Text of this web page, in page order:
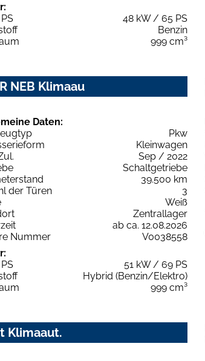
48 kW / 65 PS
Benzin
999 cm³
NEB Klimaau
Daten:
Pkw
Kleinwagen
Sep / 2022
Schaltgetriebe
39.500 km
der Türen
3
Weiß
Zentrallager
ab ca. 12.08.2026
Nummer
V0038558
51 kW / 69 PS
Hybrid (Benzin/Elektro)
999 cm³
Klimaaut.